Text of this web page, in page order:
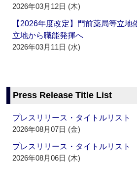
2026年03月12日 (木)
【2026年度改定】門前薬局等立
立地から職能発揮へ
2026年03月11日 (水)
Press Release Title List
プレスリリース・タイトルリス
2026年08月07日 (金)
プレスリリース・タイトルリス
2026年08月06日 (木)